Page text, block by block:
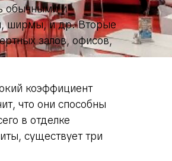
обычными и
ширмы, и др. Вторые
залов, офисов,
коэффициент
что они способны
в отделке
существует три